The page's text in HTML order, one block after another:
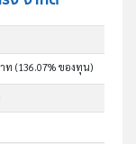
ท (136.07% ของทุน)